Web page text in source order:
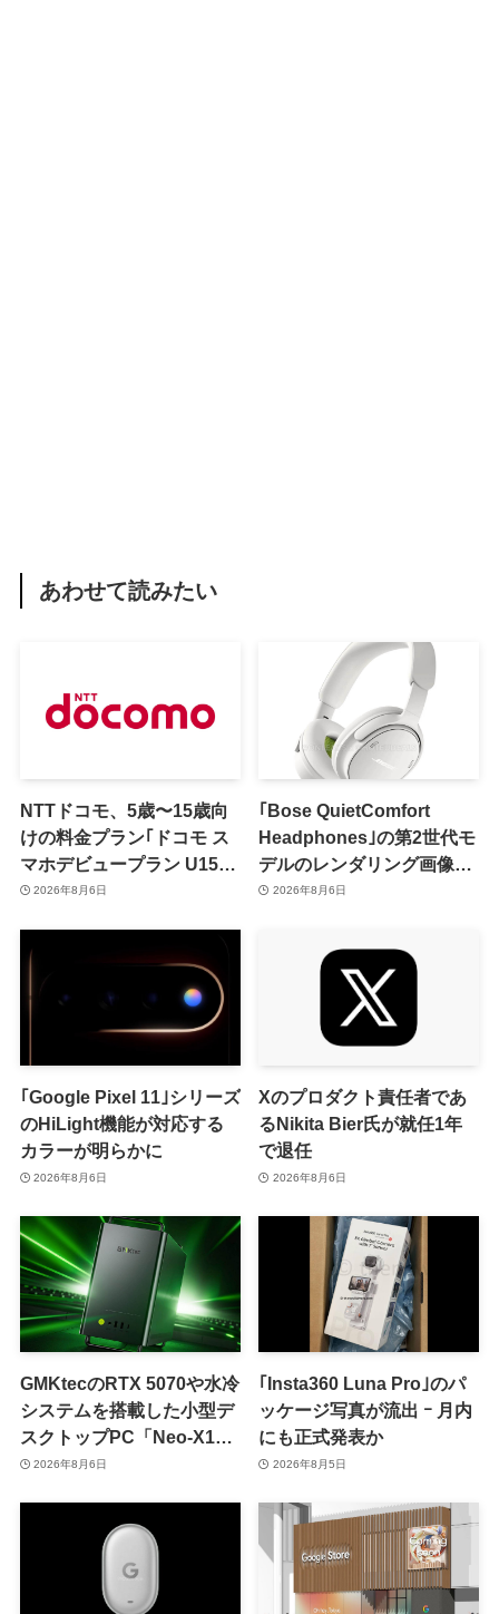
あわせて読みたい
NTTドコモ、5歳〜15歳向
けの料金プラン｢ドコモ ス
マホデビュープラン U15｣
を発表 ｰ その家族がおトク
2026年8月6日
｢Bose QuietComfort
Headphones｣の第2世代モ
デルのレンダリング画像や
PR画像が流出 ｰ まもなく
2026年8月6日
｢Google Pixel 11｣シリーズ
のHiLight機能が対応する
カラーが明らかに
2026年8月6日
Xのプロダクト責任者であ
るNikita Bier氏が就任1年
で退任
2026年8月6日
GMKtecのRTX 5070や水冷
システムを搭載した小型デ
スクトップPC「Neo-X1」
シリーズ、日本でも9月中
2026年8月6日
｢Insta360 Luna Pro｣のパ
ッケージ写真が流出 ｰ 月内
にも正式発表か
2026年8月5日